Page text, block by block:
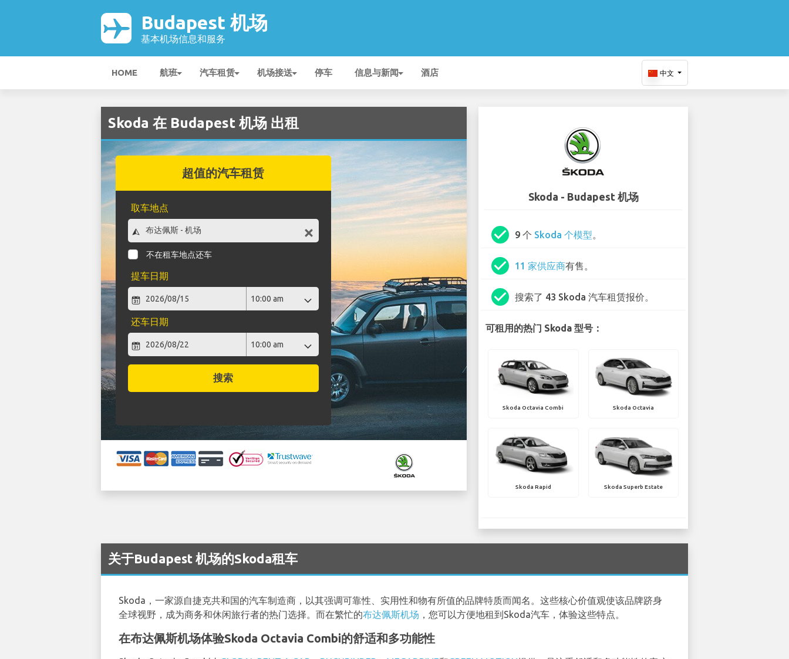
Budapest 机场
基本机场信息和服务
HOME 航班 汽车租赁 机场接送 停车 信息与新闻 酒店 中文
Skoda 在 Budapest 机场 出租
超值的汽车租赁
取车地点
不在租车地点还车
提车日期
还车日期
搜索
Skoda - Budapest 机场
check_circle 9 个 Skoda 个模型。
check_circle 11 家供应商有售。
check_circle 搜索了 43 Skoda 汽车租赁报价。
可租用的热门 Skoda 型号：
Skoda Octavia Combi Skoda Octavia
Skoda Rapid Skoda Superb Estate
关于Budapest 机场的Skoda租车
Skoda，一家源自捷克共和国的汽车制造商，以其强调可靠性、实用性和物有所值的品牌特质而闻名。这些核心价值观使该品牌跻身
全球视野，成为商务和休闲旅行者的热门选择。而在繁忙的布达佩斯机场 ，您可以方便地租到Skoda汽车，体验这些特点。
在布达佩斯机场体验Skoda Octavia Combi的舒适和多功能性